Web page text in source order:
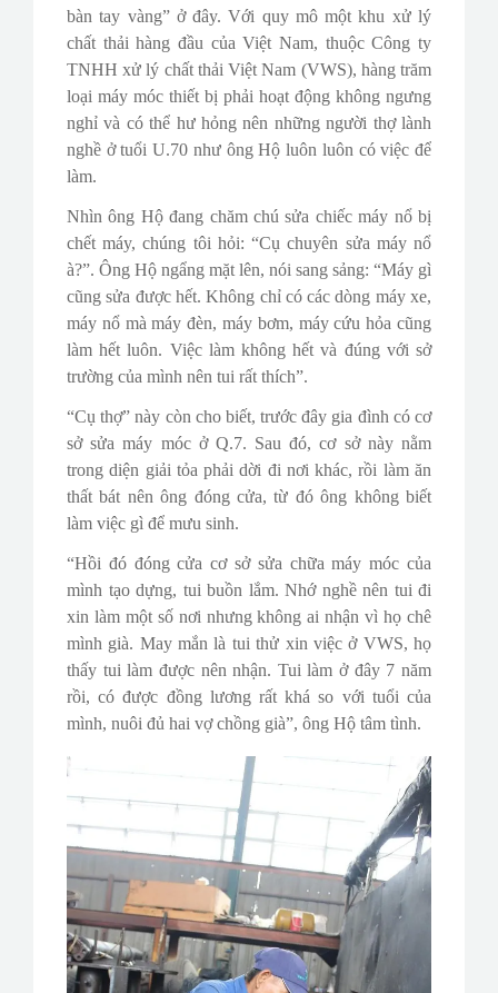
bàn tay vàng” ở đây. Với quy mô một khu xử lý
chất thải hàng đầu của Việt Nam, thuộc Công ty
TNHH xử lý chất thải Việt Nam (VWS), hàng trăm
loại máy móc thiết bị phải hoạt động không ngưng
nghỉ và có thể hư hỏng nên những người thợ lành
nghề ở tuổi U.70 như ông Hộ luôn luôn có việc để
làm.
Nhìn ông Hộ đang chăm chú sửa chiếc máy nổ bị
chết máy, chúng tôi hỏi: “Cụ chuyên sửa máy nổ
à?”. Ông Hộ ngẩng mặt lên, nói sang sảng: “Máy gì
cũng sửa được hết. Không chỉ có các dòng máy xe,
máy nổ mà máy đèn, máy bơm, máy cứu hỏa cũng
làm hết luôn. Việc làm không hết và đúng với sở
trường của mình nên tui rất thích”.
“Cụ thợ” này còn cho biết, trước đây gia đình có cơ
sở sửa máy móc ở Q.7. Sau đó, cơ sở này nằm
trong diện giải tỏa phải dời đi nơi khác, rồi làm ăn
thất bát nên ông đóng cửa, từ đó ông không biết
làm việc gì để mưu sinh.
“Hồi đó đóng cửa cơ sở sửa chữa máy móc của
mình tạo dựng, tui buồn lắm. Nhớ nghề nên tui đi
xin làm một số nơi nhưng không ai nhận vì họ chê
mình già. May mắn là tui thử xin việc ở VWS, họ
thấy tui làm được nên nhận. Tui làm ở đây 7 năm
rồi, có được đồng lương rất khá so với tuổi của
mình, nuôi đủ hai vợ chồng già”, ông Hộ tâm tình.